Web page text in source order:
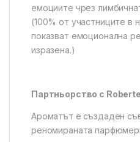
емоциите чрез
(100% от участниците в
показват емоционална
изразена.)
Партньорство с
Ароматът е създаден
реномираната